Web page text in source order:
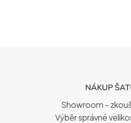
NÁKUP
Showroom -
Výběr správné